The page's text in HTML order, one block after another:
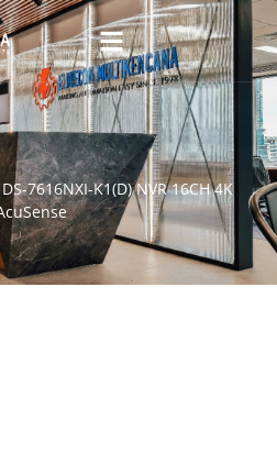
7616NXI-K1(D) NVR 16CH 4K